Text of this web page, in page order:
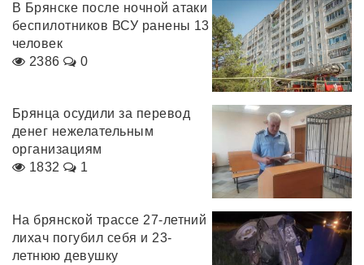
В Брянске после ночной атаки
беспилотников ВСУ ранены 13
человек
2386
0
Брянца осудили за перевод
денег нежелательным
организациям
1832
1
На брянской трассе 27-летний
лихач погубил себя и 23-
летнюю девушку